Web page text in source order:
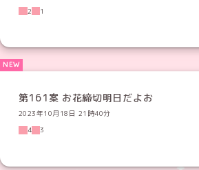
2
1
第161案 お花締切明日だよお
2023年10月18日 21時40分
4
3